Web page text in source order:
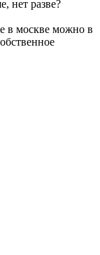
нет разве?
в москве можно в